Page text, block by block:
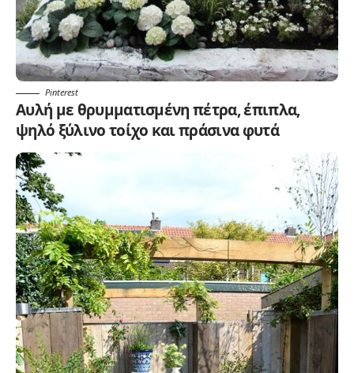
Pinterest
Αυλή με θρυμματισμένη πέτρα, έπιπλα,
ψηλό ξύλινο τοίχο και πράσινα φυτά